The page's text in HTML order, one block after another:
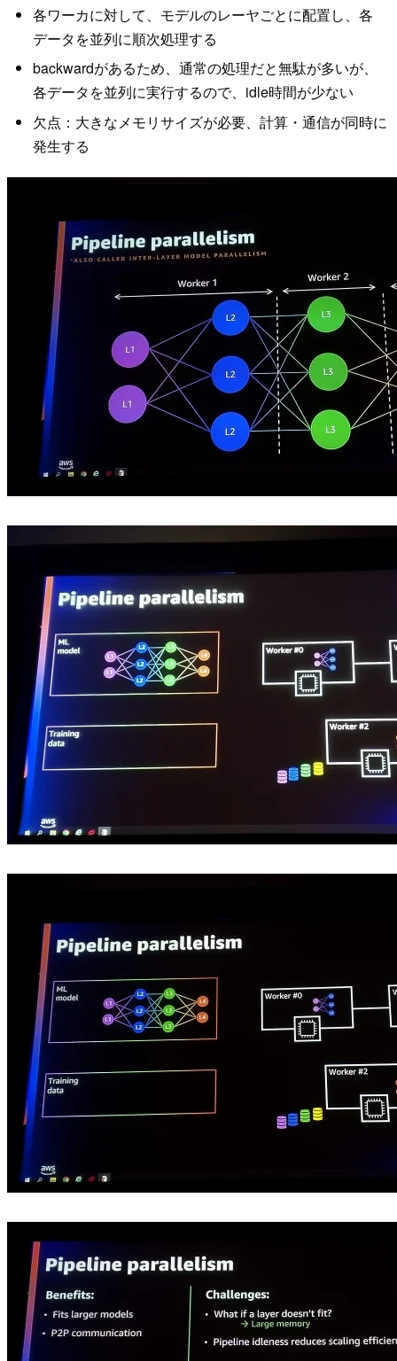
各ワーカに対して、モデルのレーヤごとに配置し、各
データを並列に順次処理する
backwardがあるため、通常の処理だと無駄が多いが、
各データを並列に実行するので、idle時間が少ない
欠点：大きなメモリサイズが必要、計算・通信が同時に
発生する